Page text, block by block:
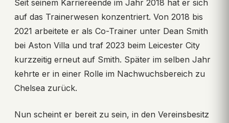
Seit seinem Karriereende im Jahr 2018 hat er sich
auf das Trainerwesen konzentriert. Von 2018 bis
2021 arbeitete er als Co-Trainer unter Dean Smith
bei Aston Villa und traf 2023 beim Leicester City
kurzzeitig erneut auf Smith. Später im selben Jahr
kehrte er in einer Rolle im Nachwuchsbereich zu
Chelsea zurück.
Nun scheint er bereit zu sein, in den Vereinsbesitz